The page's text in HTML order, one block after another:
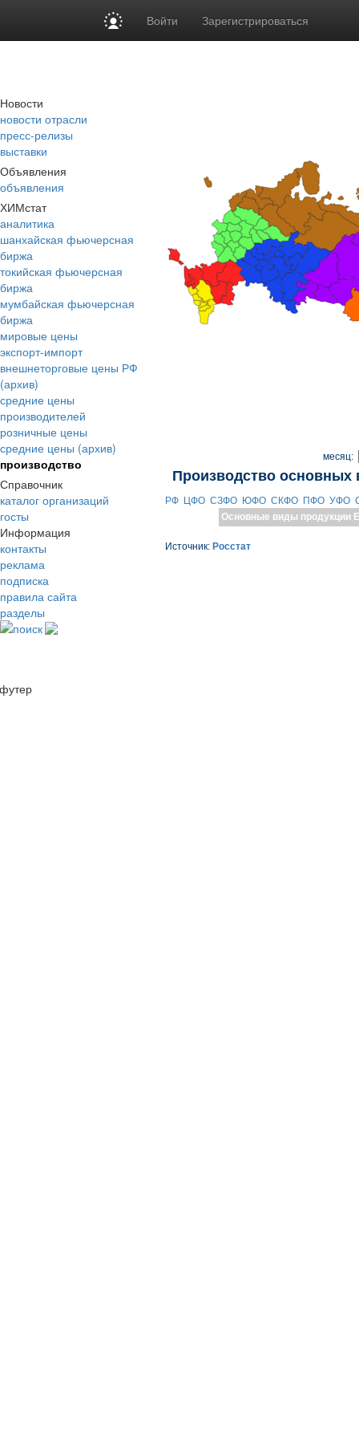
Войти Зарегистрироваться
Новости
новости отрасли
пресс-релизы
выставки
Объявления
объявления
ХИМстат
аналитика
шанхайская фьючерсная
биржа
токийская фьючерсная
биржа
мумбайская фьючерсная
биржа
мировые цены
экспорт-импорт
внешнеторговые цены РФ
(архив)
средние цены
производителей
розничные цены
средние цены (архив)
производство
Справочник
каталог организаций
госты
Информация
контакты
реклама
подписка
правила сайта
разделы
поиск
месяц:
Производство основных
РФ ЦФО СЗФО ЮФО СКФО ПФО УФО
Основные виды продукции
Источник: Росстат
футер